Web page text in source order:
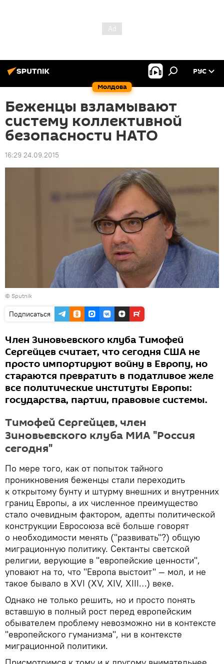
Молдова
РУС
Беженцы взламывают
систему коллективной
безопасности НАТО
16:29 24.09.2015
© Sputnik
Подписаться
Член Зиновьевского клуба Тимофей
Сергейцев считает, что сегодня США не
просто импортируют войну в Европу, но
стараются превратить в податливое желе
все политические институты Европы:
государства, партии, правовые системы.
Тимофей Сергейцев, член
Зиновьевского клуба МИА "Россия
сегодня"
По мере того, как от попыток тайного
проникновения беженцы стали переходить
к открытому бунту и штурму внешних и внутренних
границ Европы, а их численное преимущество
стало очевидным фактором, адепты политической
конструкции Евросоюза всё больше говорят
о необходимости менять ("развивать"?) общую
миграционную политику. Сектанты светской
религии, верующие в "европейские ценности",
уповают на то, что "Европа выстоит" — мол, и не
такое бывало в XVI (XV, XIV, XIII…) веке.
Однако не только решить, но и просто понять
вставшую в полный рост перед европейским
обывателем проблему невозможно ни в контексте
"европейского гуманизма", ни в контексте
миграционной политики.